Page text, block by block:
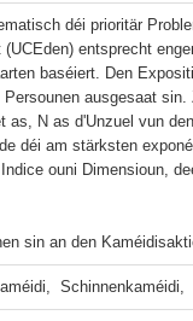
déi prioritär
(UCEden) entsprecht
baséiert. Den
ausgesaat
as, N as d'Unzuel vun
déi am stärksten
ouni Dimensioun,
sin an den
Schinnenkaméidi,